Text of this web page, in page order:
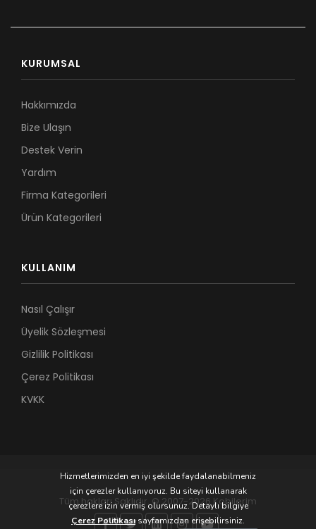
KURUMSAL
Hakkımızda
Bize Ulaşın
Destek Verin
Yardım
Firma Kategorileri
Ürün Kategorileri
KULLANIM
Nasıl Çalışır
Üyelik Sözleşmesi
Gizlilik Politikası
Çerez Politikası
KVKK
Tüm hakları Saklıdır. © 2007-2026 Kobilerim
Hizmetlerimizden en iyi şekilde faydalanabilmeniz
için çerezler kullanıyoruz. Bu siteyi kullanarak
çerezlere izin vermiş olursunuz. Detaylı bilgiye
Çerez Politikasısayfamızdan erişebilirsiniz.